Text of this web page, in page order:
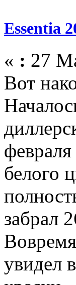
Essentia
« : 27
Вот
белого
забрал
увидел